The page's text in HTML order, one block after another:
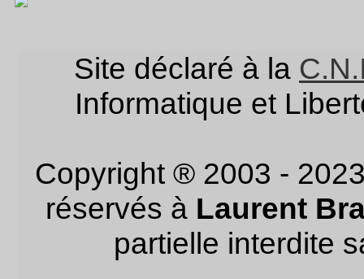
Site déclaré à la
Informatique et
Copyright ® 2003 -
réservés à Laurent
partielle interdite